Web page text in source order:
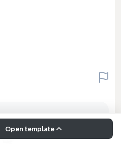
Open template